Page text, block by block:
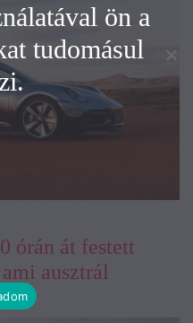
órán át festett
ausztrál
ön a
tudomásul